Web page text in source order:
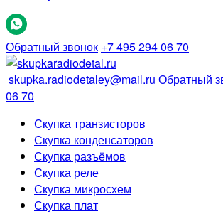
Обратный звонок +7 495 294 06 70
skupka.radiodetaley@mail.ru Обратный
06 70
Скупка транзисторов
Скупка конденсаторов
Скупка разъёмов
Скупка реле
Скупка микросхем
Скупка плат